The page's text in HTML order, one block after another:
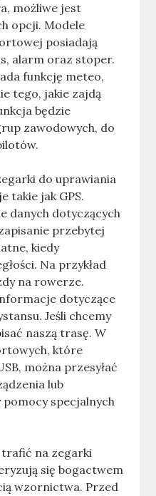
możliwe jest
opcji. Modele
posiadają
alarm oraz stoper.
funkcję meteo,
tego, jakie zajdą
będzie
zawodowych, do
do uprawiania
takie jak GPS.
danych dotyczących
przebytej
kiedy
Na przykład
na rowerze.
dotyczące
Jeśli chcemy
naszą trasę. W
które
można przesyłać
lub
specjalnych
trafić na zegarki
się bogactwem
wzornictwa. Przed